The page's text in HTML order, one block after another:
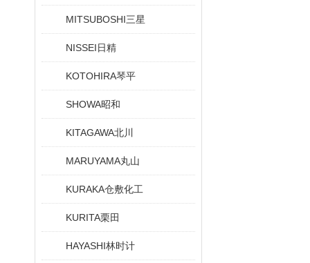
MITSUBOSHI三星
NISSEI日精
KOTOHIRA琴平
SHOWA昭和
KITAGAWA北川
MARUYAMA丸山
KURAKA仓敷化工
KURITA栗田
HAYASHI林时计